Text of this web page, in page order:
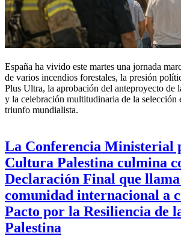
España ha vivido este martes una jornada
de varios incendios forestales, la presión
Plus Ultra, la aprobación del anteproyecto de
y la celebración multitudinaria de la selección
triunfo mundialista.
La Conferencia Ministerial
Cultura Palestina culmina
Declaración Final que
comunidad internacional a
Pacto por la Resiliencia de
Palestina